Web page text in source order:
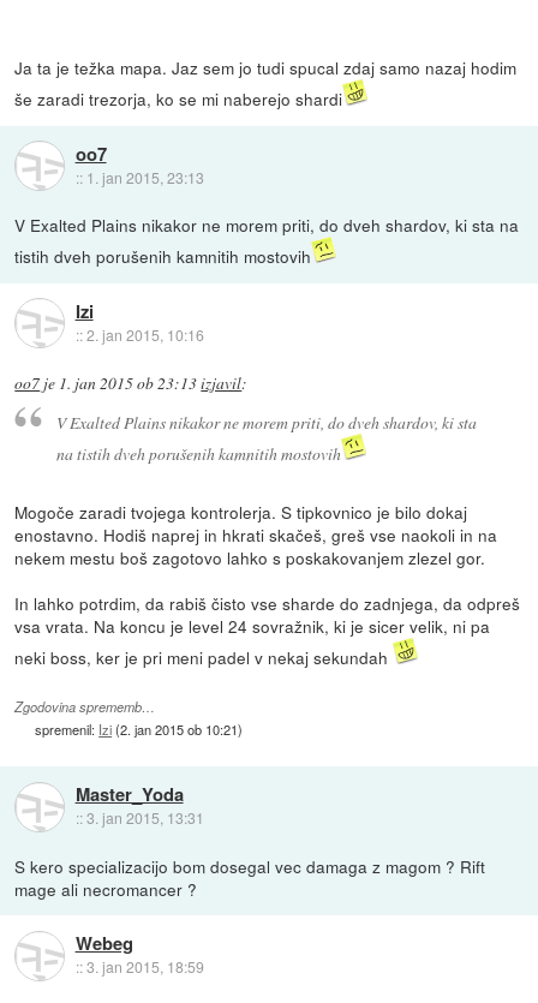
Ja ta je težka mapa. Jaz sem jo tudi spucal zdaj samo nazaj hodim
še zaradi trezorja, ko se mi naberejo shardi
oo7
:: 1. jan 2015, 23:13
V Exalted Plains nikakor ne morem priti, do dveh shardov, ki sta na
tistih dveh porušenih kamnitih mostovih
Izi
::2. jan 2015, 10:16
oo7 je 1. jan 2015 ob 23:13izjavil:
V Exalted Plains nikakor ne morem priti, do dveh shardov, ki sta
na tistih dveh porušenih kamnitih mostovih
Mogoče zaradi tvojega kontrolerja. S tipkovnico je bilo dokaj
enostavno. Hodiš naprej in hkrati skačeš, greš vse naokoli in na
nekem mestu boš zagotovo lahko s poskakovanjem zlezel gor.
In lahko potrdim, da rabiš čisto vse sharde do zadnjega, da odpreš
vsa vrata. Na koncu je level 24 sovražnik, ki je sicer velik, ni pa
neki boss, ker je pri meni padel v nekaj sekundah
Zgodovina sprememb…
spremenil: Izi(2. jan 2015 ob 10:21)
Master_Yoda
::3. jan 2015, 13:31
S kero specializacijo bom dosegal vec damaga z magom ? Rift
mage ali necromancer ?
Webeg
::3. jan 2015, 18:59